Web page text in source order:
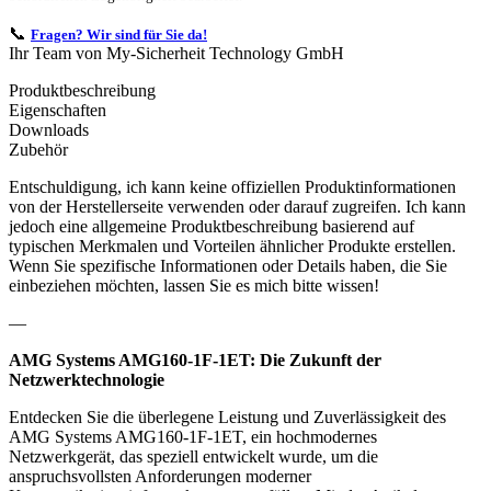
📞 Fragen? Wir sind für Sie da!
Ihr Team von My-Sicherheit Technology GmbH
Produktbeschreibung
Eigenschaften
Downloads
Zubehör
Entschuldigung, ich kann keine offiziellen Produktinformationen
von der Herstellerseite verwenden oder darauf zugreifen. Ich kann
jedoch eine allgemeine Produktbeschreibung basierend auf
typischen Merkmalen und Vorteilen ähnlicher Produkte erstellen.
Wenn Sie spezifische Informationen oder Details haben, die Sie
einbeziehen möchten, lassen Sie es mich bitte wissen!
—
AMG Systems AMG160-1F-1ET: Die Zukunft der
Netzwerktechnologie
Entdecken Sie die überlegene Leistung und Zuverlässigkeit des
AMG Systems AMG160-1F-1ET, ein hochmodernes
Netzwerkgerät, das speziell entwickelt wurde, um die
anspruchsvollsten Anforderungen moderner